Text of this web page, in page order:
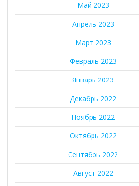
Май 2023
Апрель 2023
Март 2023
Февраль 2023
Январь 2023
Декабрь 2022
Ноябрь 2022
Октябрь 2022
Сентябрь 2022
Август 2022